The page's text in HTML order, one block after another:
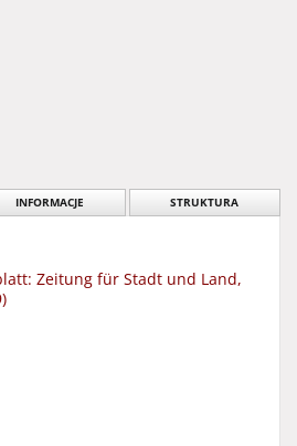
INFORMACJE STRUKTURA
Zeitung für Stadt und Land,